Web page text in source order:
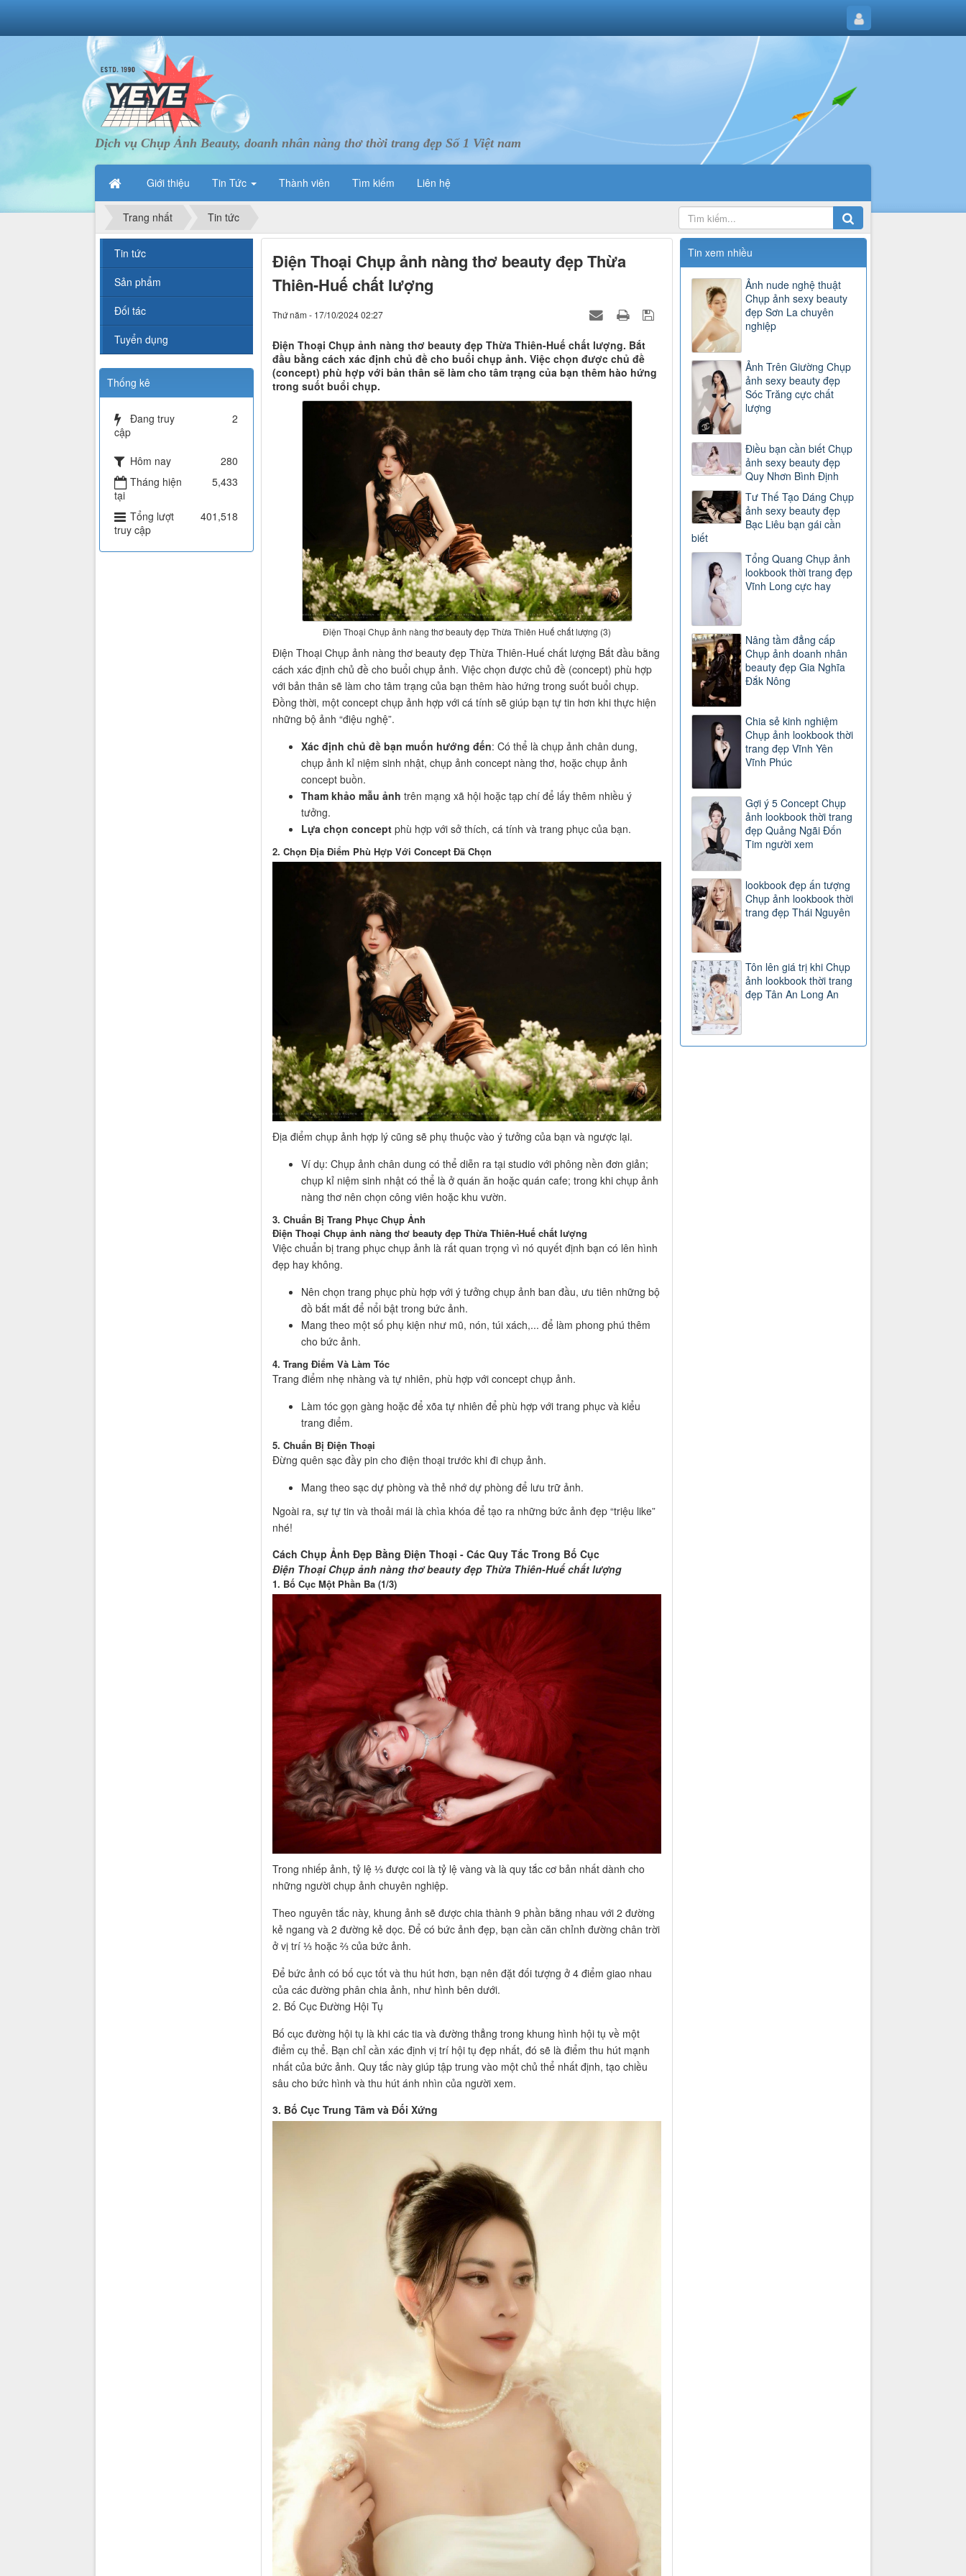
Dịch vụ Chụp Ảnh Beauty, doanh nhân nàng thơ thời trang đẹp Số 1 Việt nam
Giới thiệu Tin Tức Thành viên Tìm kiếm Liên hệ
Trang nhất Tin tức
Điện Thoại Chụp ảnh nàng thơ beauty đẹp Thừa
Thiên-Huế chất lượng
Thứ năm - 17/10/2024 02:27
Điện Thoại Chụp ảnh nàng thơ beauty đẹp Thừa Thiên-Huế chất lượng. Bắt
đầu bằng cách xác định chủ đề cho buổi chụp ảnh. Việc chọn được chủ đề
(concept) phù hợp với bản thân sẽ làm cho tâm trạng của bạn thêm hào hứng
trong suốt buổi chụp.
Điện Thoại Chụp ảnh nàng thơ beauty đẹp Thừa Thiên Huế chất lượng (3)
Điện Thoại Chụp ảnh nàng thơ beauty đẹp Thừa Thiên-Huế chất lượng Bắt đầu bằng
cách xác định chủ đề cho buổi chụp ảnh. Việc chọn được chủ đề (concept) phù hợp
với bản thân sẽ làm cho tâm trạng của bạn thêm hào hứng trong suốt buổi chụp.
Đồng thời, một concept chụp ảnh hợp với cá tính sẽ giúp bạn tự tin hơn khi thực hiện
những bộ ảnh “điệu nghệ”.
Xác định chủ đề bạn muốn hướng đến: Có thể là chụp ảnh chân dung,
chụp ảnh kỉ niệm sinh nhật, chụp ảnh concept nàng thơ, hoặc chụp ảnh
concept buồn.
Tham khảo mẫu ảnh trên mạng xã hội hoặc tạp chí để lấy thêm nhiều ý
tưởng.
Lựa chọn conceptphù hợp với sở thích, cá tính và trang phục của bạn.
2. Chọn Địa Điểm Phù Hợp Với Concept Đã Chọn
Địa điểm chụp ảnh hợp lý cũng sẽ phụ thuộc vào ý tưởng của bạn và ngược lại.
Ví dụ: Chụp ảnh chân dung có thể diễn ra tại studio với phông nền đơn giản;
chụp kỉ niệm sinh nhật có thể là ở quán ăn hoặc quán cafe; trong khi chụp ảnh
nàng thơ nên chọn công viên hoặc khu vườn.
3. Chuẩn Bị Trang Phục Chụp Ảnh
Điện Thoại Chụp ảnh nàng thơ beauty đẹp Thừa Thiên-Huế chất lượng
Việc chuẩn bị trang phục chụp ảnh là rất quan trọng vì nó quyết định bạn có lên hình
đẹp hay không.
Nên chọn trang phục phù hợp với ý tưởng chụp ảnh ban đầu, ưu tiên những bộ
đồ bắt mắt để nổi bật trong bức ảnh.
Mang theo một số phụ kiện như mũ, nón, túi xách,... để làm phong phú thêm
cho bức ảnh.
4. Trang Điểm Và Làm Tóc
Trang điểm nhẹ nhàng và tự nhiên, phù hợp với concept chụp ảnh.
Làm tóc gọn gàng hoặc để xõa tự nhiên để phù hợp với trang phục và kiểu
trang điểm.
5. Chuẩn Bị Điện Thoại
Đừng quên sạc đầy pin cho điện thoại trước khi đi chụp ảnh.
Mang theo sạc dự phòng và thẻ nhớ dự phòng để lưu trữ ảnh.
Ngoài ra, sự tự tin và thoải mái là chìa khóa để tạo ra những bức ảnh đẹp “triệu like”
nhé!
Cách Chụp Ảnh Đẹp Bằng Điện Thoại - Các Quy Tắc Trong Bố Cục
Điện Thoại Chụp ảnh nàng thơ beauty đẹp Thừa Thiên-Huế chất lượng
1. Bố Cục Một Phần Ba (1/3)
Trong nhiếp ảnh, tỷ lệ ⅓ được coi là tỷ lệ vàng và là quy tắc cơ bản nhất dành cho
những người chụp ảnh chuyên nghiệp.
Theo nguyên tắc này, khung ảnh sẽ được chia thành 9 phần bằng nhau với 2 đường
kẻ ngang và 2 đường kẻ dọc. Để có bức ảnh đẹp, bạn cần căn chỉnh đường chân trời
ở vị trí ⅓ hoặc ⅔ của bức ảnh.
Để bức ảnh có bố cục tốt và thu hút hơn, bạn nên đặt đối tượng ở 4 điểm giao nhau
của các đường phân chia ảnh, như hình bên dưới.
2. Bố Cục Đường Hội Tụ
Bố cục đường hội tụ là khi các tia và đường thẳng trong khung hình hội tụ về một
điểm cụ thể. Bạn chỉ cần xác định vị trí hội tụ đẹp nhất, đó sẽ là điểm thu hút mạnh
nhất của bức ảnh. Quy tắc này giúp tập trung vào một chủ thể nhất định, tạo chiều
sâu cho bức hình và thu hút ánh nhìn của người xem.
3. Bố Cục Trung Tâm và Đối Xứng
Tin xem nhiều
Ảnh nude nghệ thuật
Chụp ảnh sexy beauty
đẹp Sơn La chuyên
nghiệp
Ảnh Trên Giường Chụp
ảnh sexy beauty đẹp
Sóc Trăng cực chất
lượng
Điều bạn cần biết Chụp
ảnh sexy beauty đẹp
Quy Nhơn Bình Định
Tư Thế Tạo Dáng Chụp
ảnh sexy beauty đẹp
Bạc Liêu bạn gái cần
biết
Tổng Quang Chụp ảnh
lookbook thời trang đẹp
Vĩnh Long cực hay
Nâng tầm đẳng cấp
Chụp ảnh doanh nhân
beauty đẹp Gia Nghĩa
Đắk Nông
Chia sẻ kinh nghiệm
Chụp ảnh lookbook thời
trang đẹp Vĩnh Yên
Vĩnh Phúc
Gợi ý 5 Concept Chụp
ảnh lookbook thời trang
đẹp Quảng Ngãi Đốn
Tim người xem
lookbook đẹp ấn tượng
Chụp ảnh lookbook thời
trang đẹp Thái Nguyên
Tôn lên giá trị khi Chụp
ảnh lookbook thời trang
đẹp Tân An Long An
Tin tức
Sản phẩm
Đối tác
Tuyển dụng
Thống kê
Đang truy
cập
2
Hôm nay
280
Tháng hiện
tại
5,433
Tổng lượt
truy cập
401,518